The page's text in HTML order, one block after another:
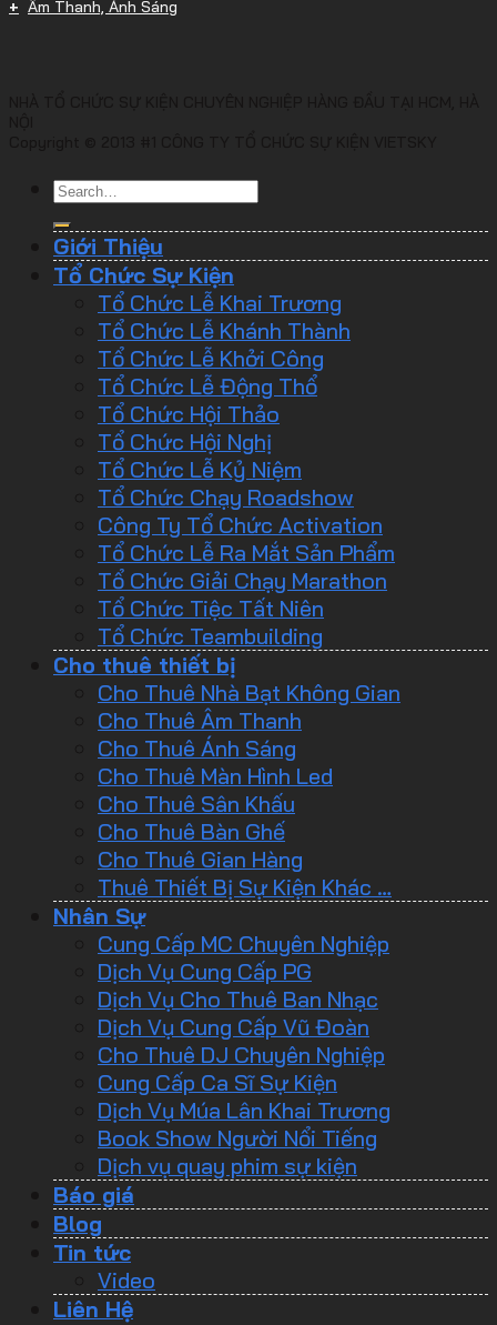
Âm Thanh, Ánh Sáng
Giới Thiệu
Tổ Chức Sự Kiện
Tổ Chức Lễ Khai Trương
Tổ Chức Lễ Khánh Thành
Tổ Chức Lễ Khởi Công
Tổ Chức Lễ Động Thổ
Tổ Chức Hội Thảo
Tổ Chức Hội Nghị
Tổ Chức Lễ Kỷ Niệm
Tổ Chức Chạy Roadshow
Công Ty Tổ Chức Activation
Tổ Chức Lễ Ra Mắt Sản Phẩm
Tổ Chức Giải Chạy Marathon
Tổ Chức Tiệc Tất Niên
Tổ Chức Teambuilding
Cho thuê thiết bị
Cho Thuê Nhà Bạt Không Gian
Cho Thuê Âm Thanh
Cho Thuê Ánh Sáng
Cho Thuê Màn Hình Led
Cho Thuê Sân Khấu
Cho Thuê Bàn Ghế
Cho Thuê Gian Hàng
Thuê Thiết Bị Sự Kiện Khác …
Nhân Sự
Cung Cấp MC Chuyên Nghiệp
Dịch Vụ Cung Cấp PG
Dịch Vụ Cho Thuê Ban Nhạc
Dịch Vụ Cung Cấp Vũ Đoàn
Cho Thuê DJ Chuyên Nghiệp
Cung Cấp Ca Sĩ Sự Kiện
Dịch Vụ Múa Lân Khai Trương
Book Show Người Nổi Tiếng
Dịch vụ quay phim sự kiện
Báo giá
Blog
Tin tức
Video
Liên Hệ